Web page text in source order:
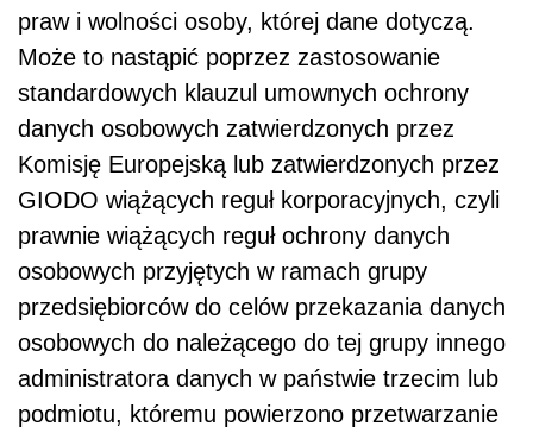
praw i wolności osoby, której dane dotyczą.
Może to nastąpić poprzez zastosowanie
standardowych klauzul umownych ochrony
danych osobowych zatwierdzonych przez
Komisję Europejską lub zatwierdzonych przez
GIODO wiążących reguł korporacyjnych, czyli
prawnie wiążących reguł ochrony danych
osobowych przyjętych w ramach grupy
przedsiębiorców do celów przekazania danych
osobowych do należącego do tej grupy innego
administratora danych w państwie trzecim lub
podmiotu, któremu powierzono przetwarzanie